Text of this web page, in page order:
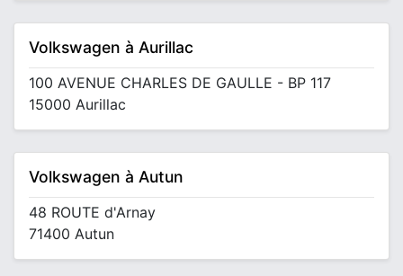
Volkswagen à Aurillac
100 AVENUE CHARLES DE GAULLE - BP 117
15000 Aurillac
Volkswagen à Autun
48 ROUTE d'Arnay
71400 Autun